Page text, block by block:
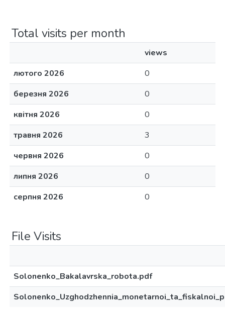
Total visits per month
views
лютого 2026
0
березня 2026
0
квітня 2026
0
травня 2026
3
червня 2026
0
липня 2026
0
серпня 2026
0
File Visits
Solonenko_Bakalavrska_robota.pdf